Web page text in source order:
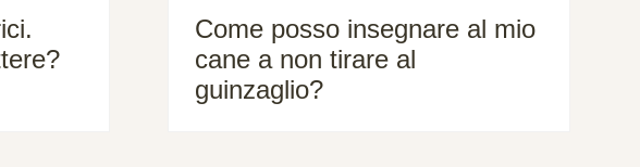
Come posso insegnare al mio
cane a non tirare al
guinzaglio?